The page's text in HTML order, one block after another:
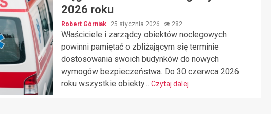
2026 roku
Robert Górniak 25 stycznia 2026 282
Właściciele i zarządcy obiektów noclegowych
powinni pamiętać o zbliżającym się terminie
dostosowania swoich budynków do nowych
wymogów bezpieczeństwa. Do 30 czerwca 2026
roku wszystkie obiekty... Czytaj dalej